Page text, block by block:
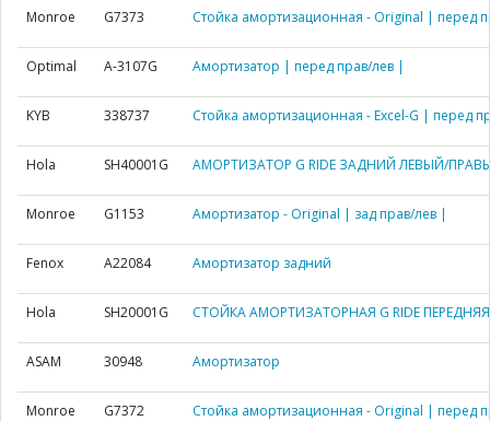
Monroe G7373 Стойка амортизационная - Original | перед
Optimal A-3107G Амортизатор | перед прав/лев |
KYB 338737 Стойка амортизационная - Excel-G | перед
Hola SH40001G АМОРТИЗАТОР G RIDE ЗАДНИЙ ЛЕВЫЙ/
Monroe G1153 Амортизатор - Original | зад прав/лев |
Fenox A22084 Амортизатор задний
Hola SH20001G СТОЙКА АМОРТИЗАТОРНАЯ G RIDE
ASAM 30948 Амортизатор
Monroe G7372 Стойка амортизационная - Original | перед